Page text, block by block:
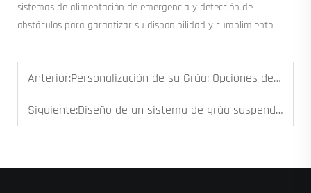
sistemas de alimentación de emergencia y detección de
obstáculos para garantizar su disponibilidad y cumplimiento.
Anterior:Personalización de su Grúa: Opciones de Automatización, Control Remoto y Elevadores Especializados
Siguiente:Diseño de un sistema de grúa suspendida: consideraciones de luz, capacidad y vía